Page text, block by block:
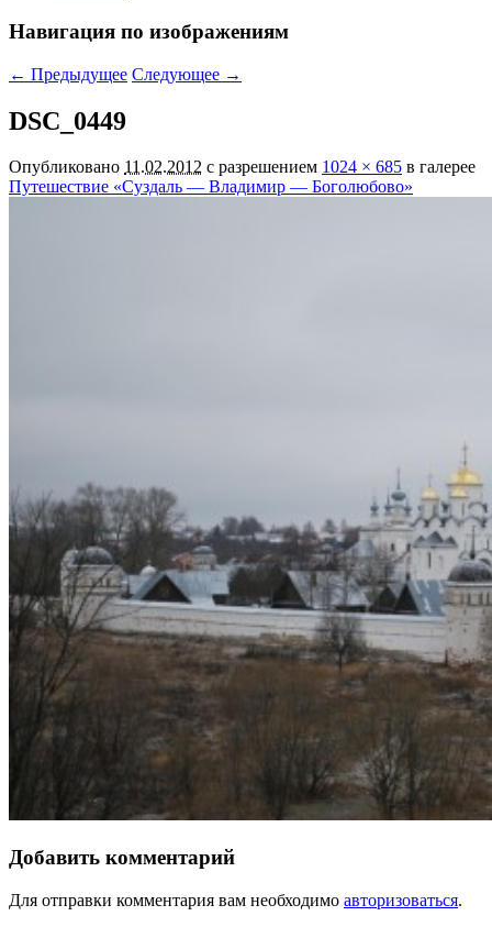
Навигация по изображениям
← Предыдущее Следующее →
DSC_0449
Опубликовано 11.02.2012 с разрешением 1024 × 685 в галерее
Путешествие «Суздаль — Владимир — Боголюбово»
Добавить комментарий
Для отправки комментария вам необходимо авторизоваться.